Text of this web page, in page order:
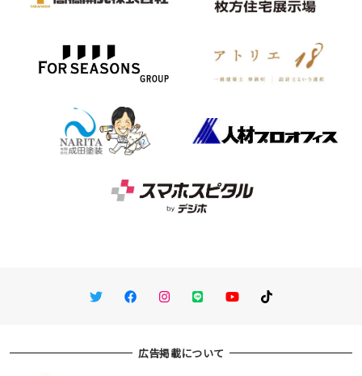
TwitterFacebookInstagram
LINE You TubeTikTok
広告掲載について